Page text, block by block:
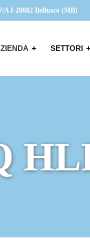
A I-20882 Bellusco (MB)
SETTORI